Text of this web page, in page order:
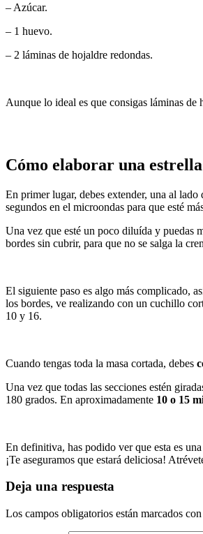
– Azúcar.
– 1 huevo.
– 2 láminas de hojaldre redondas.
Aunque lo ideal es que consigas láminas
Cómo elaborar una
En primer lugar, debes extender, una al
segundos en el microondas para que esté
Una vez que esté un poco diluída y puedas
bordes sin cubrir, para que no se salga la
El siguiente paso es algo más complicado,
los bordes, ve realizando con un cuchillo
10 y 16.
Cuando tengas toda la masa cortada, debes
Una vez que todas las secciones estén
180 grados. En aproximadamente 10 o 15
En definitiva, has podido ver que esta es
¡Te aseguramos que estará deliciosa!
Deja una respuesta
Los campos obligatorios están marcados con